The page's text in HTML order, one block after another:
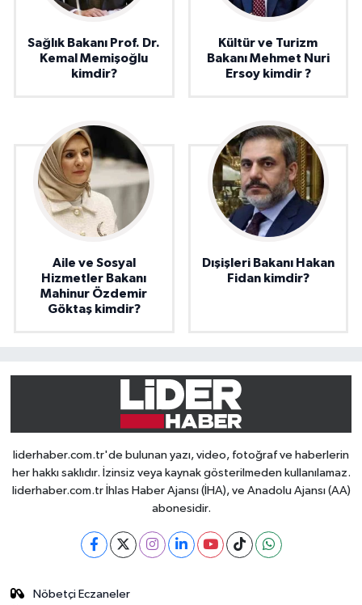
Sağlık Bakanı Prof. Dr.
Kemal Memişoğlu
kimdir?
Kültür ve Turizm
Bakanı Mehmet Nuri
Ersoy kimdir ?
Aile ve Sosyal
Hizmetler Bakanı
Mahinur Özdemir
Göktaş kimdir?
Dışişleri Bakanı Hakan
Fidan kimdir?
liderhaber.com.tr'de bulunan yazı, video, fotoğraf ve haberlerin
her hakkı saklıdır. İzinsiz veya kaynak gösterilmeden kullanılamaz.
liderhaber.com.tr İhlas Haber Ajansı (İHA), ve Anadolu Ajansı (AA)
abonesidir.
Nöbetçi Eczaneler